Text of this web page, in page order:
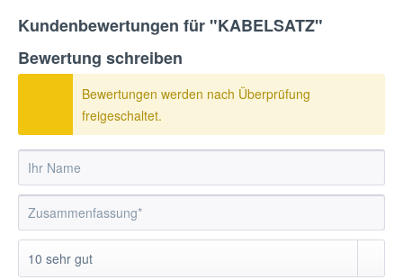
Kundenbewertungen für "KABELSATZ"
Bewertung schreiben
Bewertungen werden nach Überprüfung
freigeschaltet.